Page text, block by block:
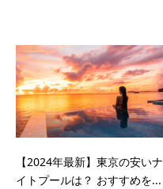
【2024年最新】東京の安いナ
イトプールは？ おすすめを...